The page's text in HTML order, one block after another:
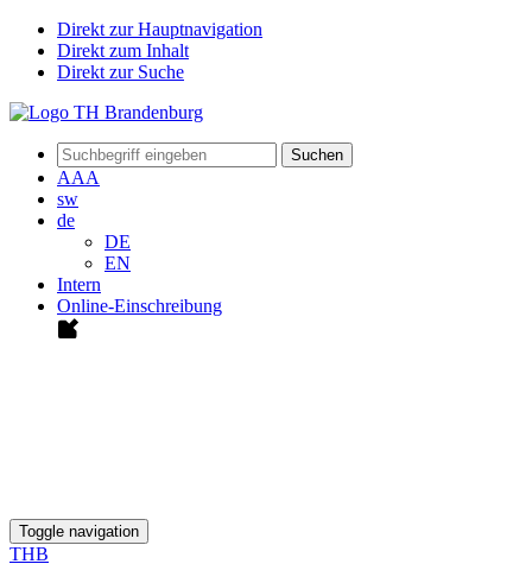
Direkt zur Hauptnavigation
Direkt zum Inhalt
Direkt zur Suche
Suchen
AAA
sw
de
DE
EN
Intern
Online-Einschreibung
Toggle navigation
THB